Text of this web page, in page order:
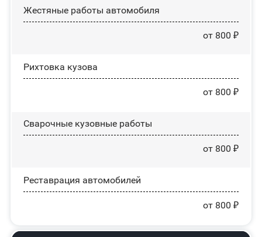
Жестяные работы автомобиля
от 800 ₽
Рихтовка кузова
от 800 ₽
Сварочные кузовные работы
от 800 ₽
Реставрация автомобилей
от 800 ₽